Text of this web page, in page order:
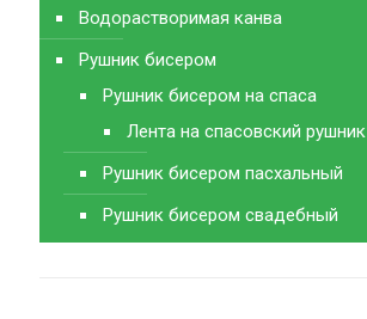
Водорастворимая канва
Рушник бисером
Рушник бисером на спаса
Лента на спасовский рушник
Рушник бисером пасхальный
Рушник бисером свадебный